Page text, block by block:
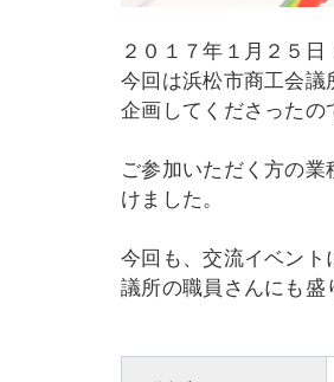
２０１７年１月２５
今回は浜松市商工会議
企画してくださったの
ご参加いただく方の
けました。
今回も、交流イベン
議所の職員さんにも盛